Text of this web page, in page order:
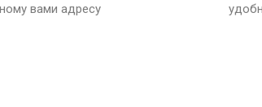
вами адресу